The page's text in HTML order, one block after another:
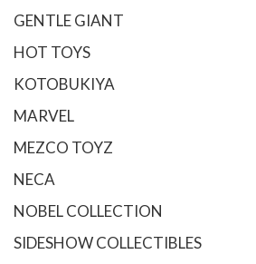
GENTLE GIANT
HOT TOYS
KOTOBUKIYA
MARVEL
MEZCO TOYZ
NECA
NOBEL COLLECTION
SIDESHOW COLLECTIBLES